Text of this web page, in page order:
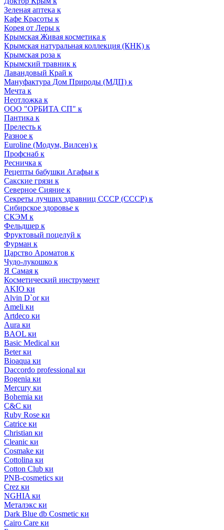
Зеленая аптека к
Кафе Красоты к
Корея от Леры к
Крымская Живая косметика к
Крымская натуральная коллекция (КНК) к
Крымская роза к
Крымский травник к
Лавандовый Край к
Мануфактура Дом Природы (МДП) к
Мечта к
Неотложка к
ООО "ОРБИТА СП" к
Пантика к
Прелесть к
Разное к
Euroline (Модум, Вилсен) к
Профснаб к
Ресничка к
Рецепты бабушки Агафьи к
Сакские грязи к
Северное Сияние к
Секреты лучших здравниц СССР (СССР) к
Сибирское здоровье к
СКЭМ к
Фельдшер к
Фруктовый поцелуй к
Фурман к
Царство Ароматов к
Чудо-лукошко к
Я Самая к
Косметический инструмент
AKIO ки
Alvin D`or ки
Ameli ки
Artdeco ки
Aura ки
BAOL ки
Basic Medical ки
Beter ки
Bioaqua ки
Daccordo professional ки
Bogenia ки
Mercury ки
Bohemia ки
C&C ки
Ruby Rose ки
Catrice ки
Christian ки
Cleanic ки
Cosmake ки
Cottolina ки
Cotton Club ки
PNB-cosmetics ки
Crez ки
NGHIA ки
Металэкс ки
Dark Blue db Cosmetic ки
Cairo Care ки